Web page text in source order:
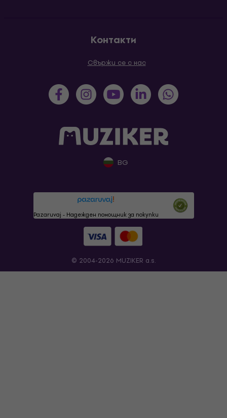
Контакти
Свържи се с нас
BG
Pazaruvaj - Надежден помощник за покупки
© 2004-2026 MUZIKER a.s.